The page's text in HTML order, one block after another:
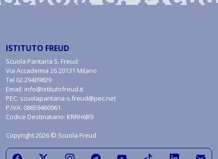
ISTITUTO FREUD
Scuola Paritaria S. Freud
Via Accademia 26 20131 Milano
Tel 02.29409829
Email: info@istitutofreud.it
PEC: scuolaparitaria-s.freud@pec.net
P.IVA: 08659460961
Codice Destinatario: KRRH6B9
Copyright 2026 © Scuola Freud